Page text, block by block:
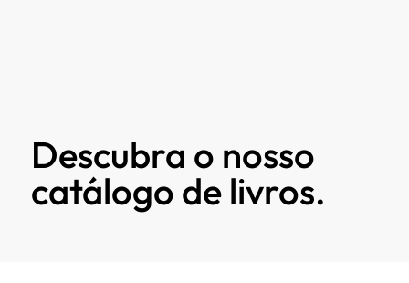
Descubra o nosso
catálogo de livros.